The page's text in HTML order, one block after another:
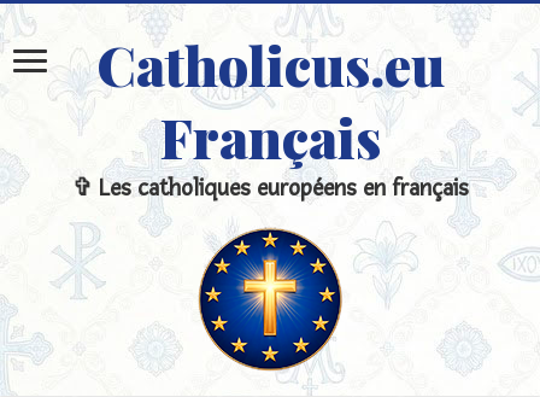
Catholicus.eu
Français
✞ Les catholiques européens en français